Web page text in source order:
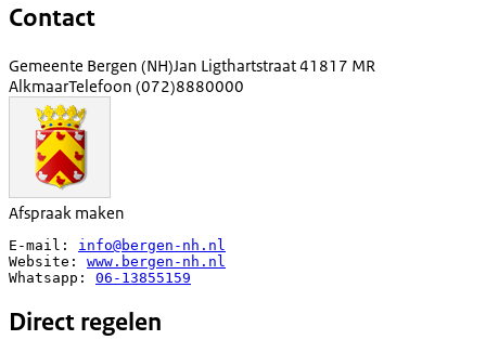
Contact
Gemeente Bergen (NH)Jan Ligthartstraat 41817 MR
AlkmaarTelefoon (072)8880000
Afspraak maken
E-mail: info@bergen-nh.nl
Website: www.bergen-nh.nl
Whatsapp: 06-13855159
Direct regelen